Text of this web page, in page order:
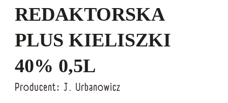
REDAKTORSKA
PLUS KIELISZKI
40% 0,5L
Producent: J. Urbanowicz